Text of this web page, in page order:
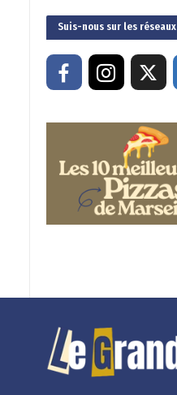
Suis-nous sur les réseaux